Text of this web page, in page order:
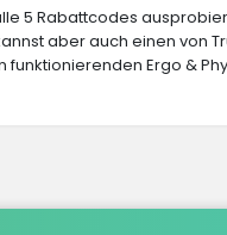
5 Rabattcodes
aber auch einen von
funktionierenden Ergo &